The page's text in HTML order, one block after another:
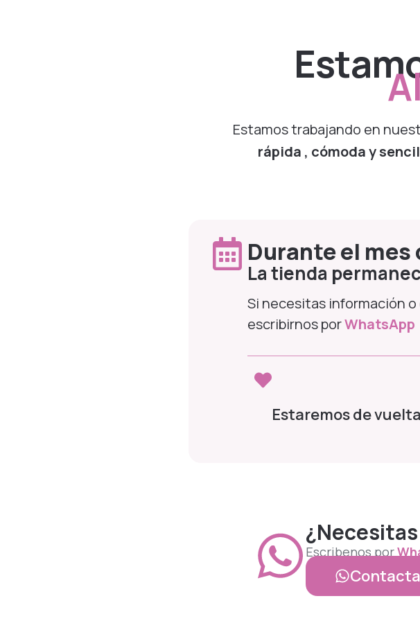
Estamos trabajando en
rápida , cómoda y
Durante el mes
La tienda
Si necesitas información
escribirnos porWhatsApp
Estaremos de
Escribenos por